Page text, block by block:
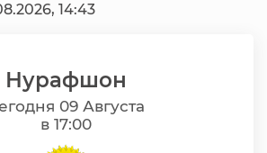
14:43
Нурафшон
09 Августа
в 17:00